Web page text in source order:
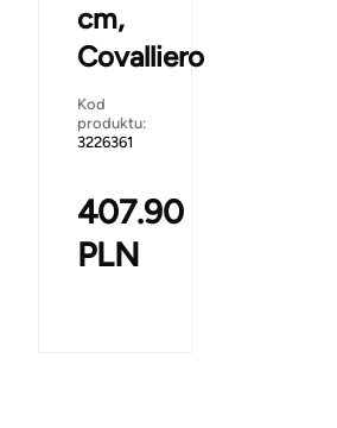
cm,
Covalliero
Kod
produktu:
3226361
407.90
PLN